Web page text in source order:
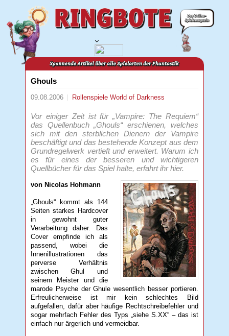
Ghouls
09.08.2006 RollenspieleWorld of Darkness
Vor einiger Zeit ist für „Vampire: The Requiem“
das Quellenbuch „Ghouls“ erschienen, welches
sich mit den sterblichen Dienern der Vampire
beschäftigt und das bestehende Konzept aus dem
Grundregelwerk vertieft und erweitert. Warum ich
es für eines der besseren und wichtigeren
Quellbücher für das Spiel halte, erfahrt ihr hier.
von Nicolas Hohmann
„Ghouls“ kommt als 144
Seiten starkes Hardcover
in gewohnt guter
Verarbeitung daher. Das
Cover empfinde ich als
passend, wobei die
Innenillustrationen das
perverse Verhältnis
zwischen Ghul und
seinem Meister und die
marode Psyche der Ghule wesentlich besser portieren.
Erfreulicherweise ist mir kein schlechtes Bild
aufgefallen, dafür aber häufige Rechtschreibefehler und
sogar mehrfach Fehler des Typs „siehe S.XX“ – das ist
einfach nur ärgerlich und vermeidbar.